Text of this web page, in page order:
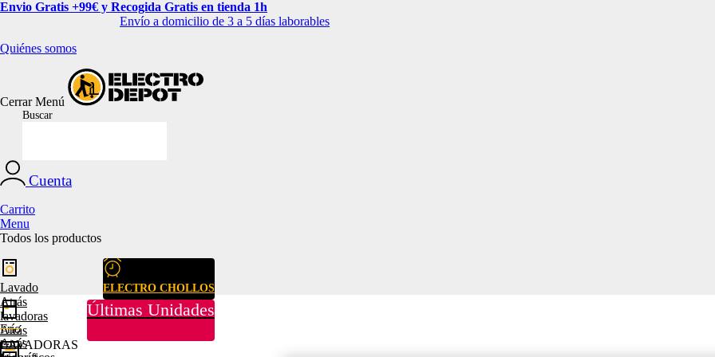
Envio Gratis +99€ y Recogida Gratis en tienda 1h
Envío a domicilio de 3 a 5 días laborables
Quiénes somos
CerrarMenú
Buscar
Cuenta
Carrito
Menu
Todos los productos
ELECTRO CHOLLOS
Últimas Unidades
Lavado
Atrás
lavadoras
Atrás
LAVADORAS
Frío
Atrás